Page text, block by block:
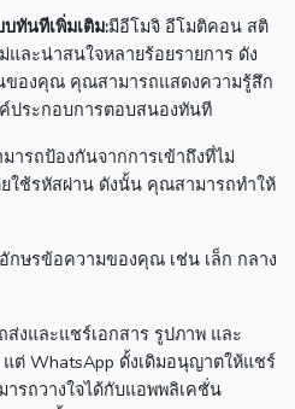
ทันทีเพิ่มเติม:มีอีโมจิ อีโมติคอน สติ
และน่าสนใจหลายร้อยรายการ ดัง
ของคุณ คุณสามารถแสดงความรู้สึก
ประกอบการตอบสนองทันที
ารถป้องกันจากการเข้าถึงที่ไม่
ใช้รหัสผ่าน ดังนั้น คุณสามารถทำให้
กษรข้อความของคุณ เช่น เล็ก กลาง
งและแชร์เอกสาร รูปภาพ และ
แต่ WhatsApp ดั้งเดิมอนุญาตให้แชร์
รถวางใจได้กับแอพพลิเคชั่น